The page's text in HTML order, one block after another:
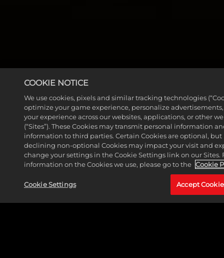
MORE NEWS
COOKIE NOTICE
We use cookies, pixels and similar tracking technologies
optimize your game experience, personalize
your experience across our websites, applications, or other
(“Sites”). These Cookies may transmit personal information
information to third parties. Certain Cookies are optional,
declining non-optional Cookies may impact your visit and
change your settings in the Cookie Settings link on our Sites.
information on the Cookies we use, please go to the Cookie
Cookie Settings Accept